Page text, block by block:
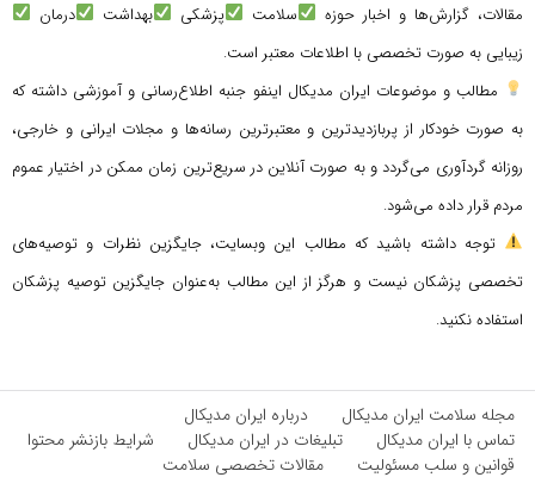
مقالات، گزارش‌ها و اخبار حوزه
سلامت پزشکی بهداشت
درمان
زیبایی به صورت تخصصی با اطلاعات معتبر است.
مطالب و موضوعات ایران مدیکال اینفو جنبه اطلاع‌رسانی و آموزشی داشته که
به صورت خودکار از پربازدیدترین و معتبرترین رسانه‌ها و مجلات ایرانی و خارجی،
روزانه گردآوری می‌گردد و به صورت آنلاین در سریع‌ترین زمان ممکن در اختیار عموم
مردم قرار داده می‌شود.
توجه داشته باشید که مطالب این وبسایت، جایگزین نظرات و توصیه‌های
تخصصی پزشکان نیست و هرگز از این مطالب به‌عنوان جایگزین توصیه پزشکان
استفاده نکنید.
مجله سلامت ایران مدیکال
درباره ایران مدیکال
تماس با ایران مدیکال
تبلیغات در ایران مدیکال
شرایط بازنشر محتوا
قوانین و سلب مسئولیت
مقالات تخصصی سلامت